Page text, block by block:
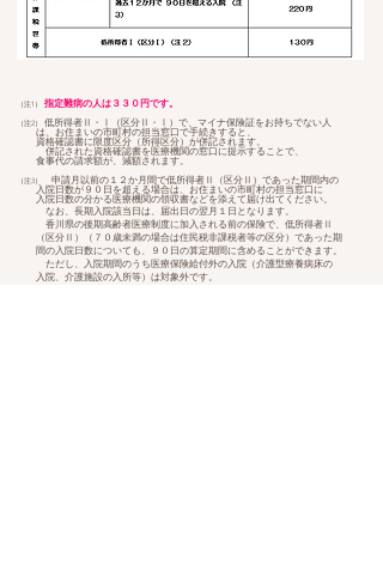
（注1） 指定難病の人は３３０円です。
（注2）
低所得者Ⅱ・Ⅰ（区分Ⅱ・Ⅰ）で、マイナ保険証をお持ちでない人
は、お住まいの市町村の担当窓口で手続きすると、
資格確認書に限度区分（所得区分）が併記されます。
併記された資格確認書を医療機関の窓口に提示することで、
食事代の請求額が、減額されます。
（注3）
申請月以前の１２か月間で低所得者Ⅱ（区分Ⅱ）であった期間内の
入院日数が９０日を超える場合は、お住まいの市町村の担当窓口に
入院日数の分かる医療機関の領収書などを添えて届け出てください。
なお、長期入院該当日は、届出日の翌月１日となります。
香川県の後期高齢者医療制度に加入される前の保険で、低所得者Ⅱ
（区分Ⅱ）（７０歳未満の場合は住民税非課税者等の区分）であった期
間の入院日数についても、９０日の算定期間に含めることができます。
ただし、入院期間のうち医療保険給付外の入院（介護型療養病床の
入院、介護施設の入所等）は対象外です。